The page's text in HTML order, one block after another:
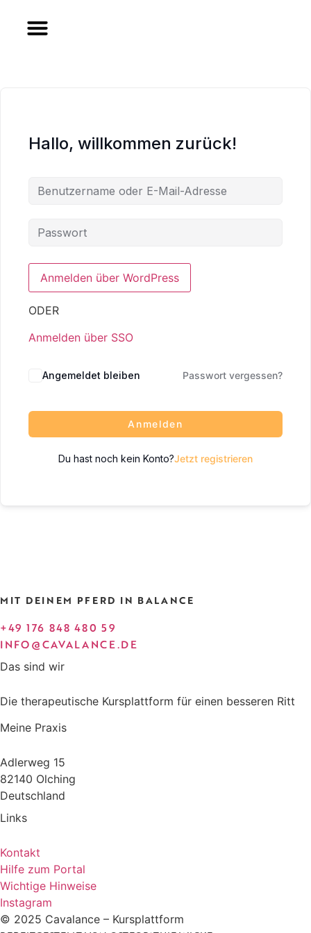
Inhalt
Hallo, willkommen zurück!
ODER
Anmelden über SSO
Angemeldet bleiben Passwort vergessen?
Anmelden
Du hast noch kein Konto?Jetzt registrieren
MIT DEINEM PFERD IN BALANCE
+49 176 848 480 59
INFO@CAVALANCE.DE
Das sind wir
Die therapeutische Kursplattform für einen besseren Ritt
Meine Praxis
Adlerweg 15
82140 Olching
Deutschland
Links
Kontakt
Hilfe zum Portal
Wichtige Hinweise
Instagram
© 2025 Cavalance – Kursplattform